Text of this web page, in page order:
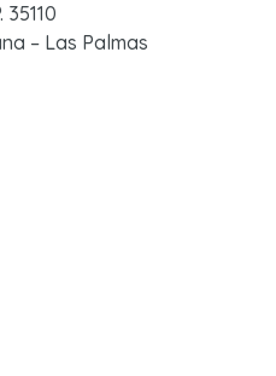
– Las Palmas